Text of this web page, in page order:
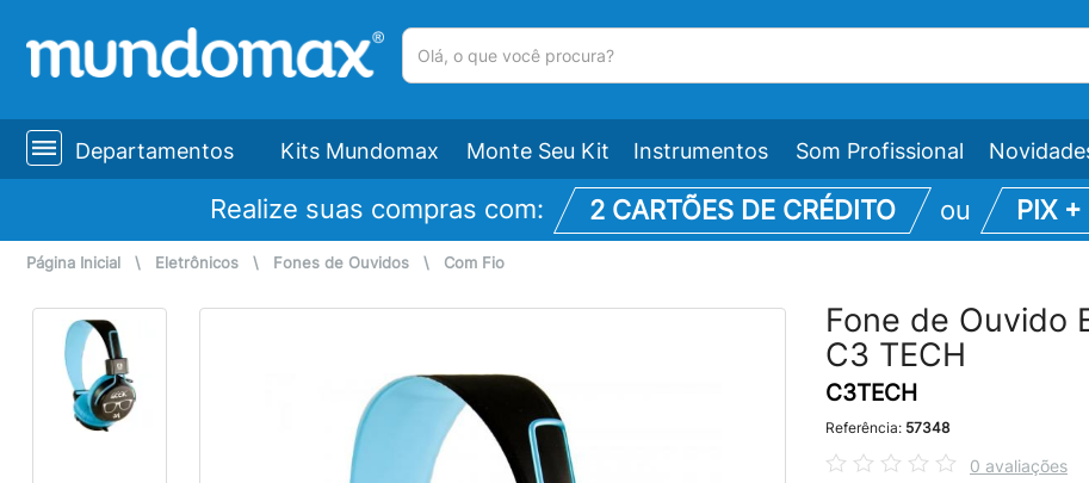
Departamentos Kits Mundomax Monte Seu Kit Instrumentos Som Profissional
Realize suas compras com: 2 CARTÕES DE CRÉDITO ou PIX +
Página Inicial \ Eletrônicos \ Fones de Ouvidos \ Com Fio
Fone de Ouvido
C3 TECH
C3TECH
Referência: 57348
0 avaliações